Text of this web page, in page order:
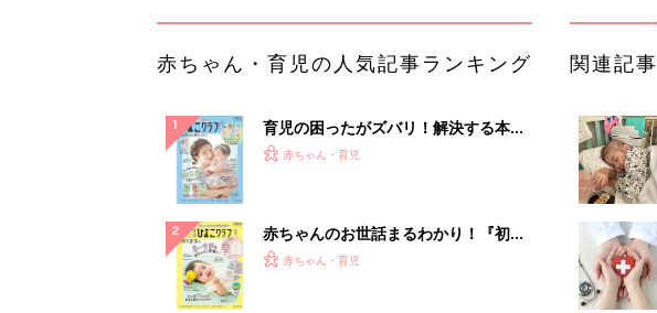
赤ちゃん・育児の人気記事ランキング
育児の困ったがズバリ！解決する本
『ひよこクラブ 夏号』 4カ月～2才
赤ちゃん・育児
赤ちゃんのお世話まるわかり！『初め
てのひよこクラブ 夏号』〈巻頭大特
赤ちゃん・育児
関連記事